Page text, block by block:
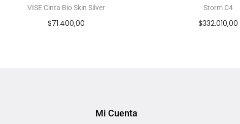
VISE Cinta Bio Skin Silver
$71.400,00
Storm C4
$332.010,00
Mi Cuenta